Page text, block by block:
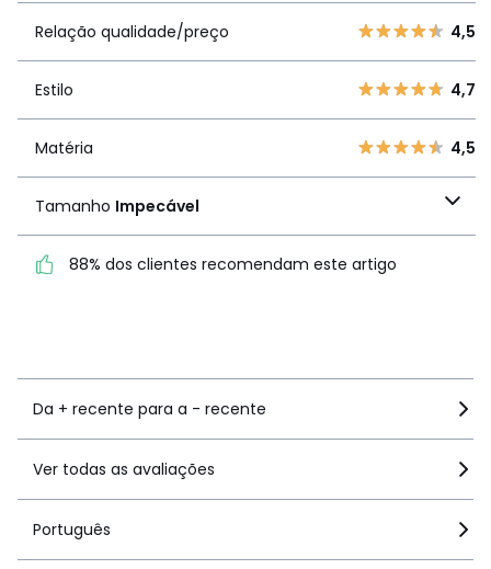
1
2
3
5
qualidade/preço
4,5
4,7
4,5
88% dos clientes
Relação qualidade/preço 4,5
Estilo 4,7
Matéria 4,5
Tamanho Impecável
88% dos clientes recomendam este artigo
Da + recente para a - recente
Ver todas as avaliações
Português